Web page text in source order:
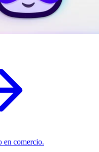
en comercio.